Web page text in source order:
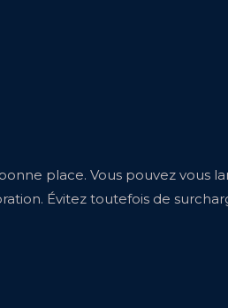
place. Vous pouvez vous
Évitez toutefois de